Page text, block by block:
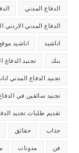
الدفاع المدني
الدفاع المدني الاردني
اناشيد اناشيد
بنك تجنيد الدفاع
تجنيد الدفاع المدني
تجنيد سائقين في
تقديم طلبات تجنيد
جذاب حقائق
فن مدونات